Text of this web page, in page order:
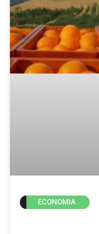
ECONOMIA